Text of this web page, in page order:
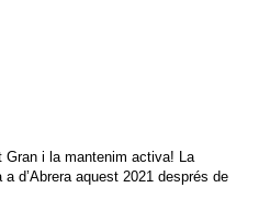
Gran i la mantenim activa! La
d’Abrera aquest 2021 després de